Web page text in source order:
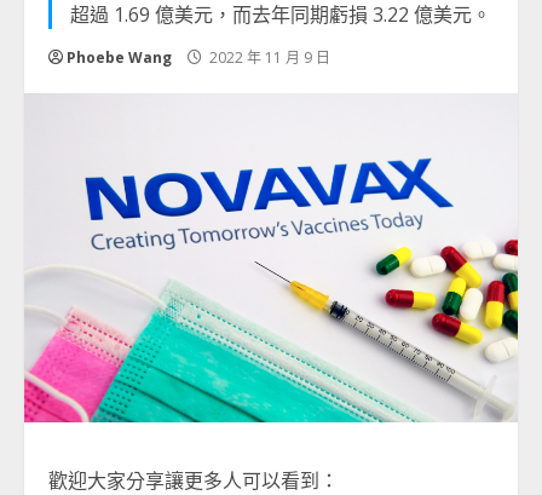
超過 1.69 億美元，而去年同期虧損 3.22 億美元。
Phoebe Wang 2022 年 11 月 9 日
歡迎大家分享讓更多人可以看到：